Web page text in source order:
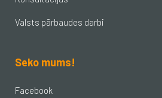
Valsts pārbaudes darbi
Seko mums!
Facebook